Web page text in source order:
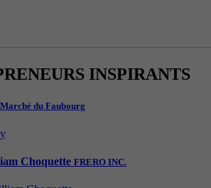
INSPIRANTS
Marché du Faubourg
Choquette FRERO INC.